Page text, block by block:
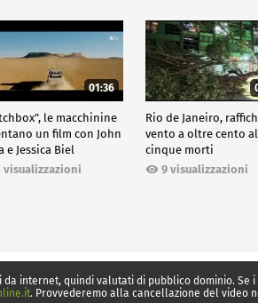
01:36
le macchinine
un film con John
e Jessica Biel
visualizzazioni
Rio de Janeiro,
vento a oltre cento
cinque morti
9 visualizzazioni
internet, quindi valutati di pubblico dominio.
. Provvederemo alla cancellazione del video